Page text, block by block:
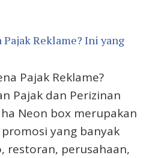
Pajak Reklame? Ini yang
Pajak Reklame?
Pajak dan Perizinan
Neon box merupakan
yang banyak
restoran, perusahaan,